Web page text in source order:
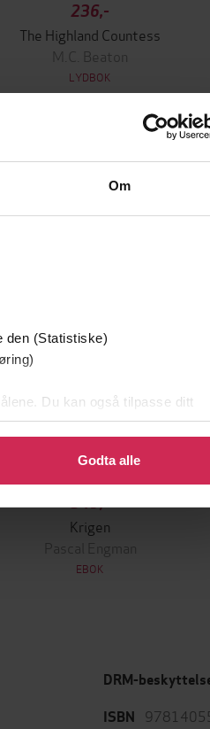
Om
den (Statistiske)
Du kan også tilpasse ditt
tilbake eller endre ditt
Godta alle
236,-
The Highland Countess
M.C. Beaton
LYDBOK
349,-
Krigen
Pascal Engman
EBOK
DRM-
ISBN